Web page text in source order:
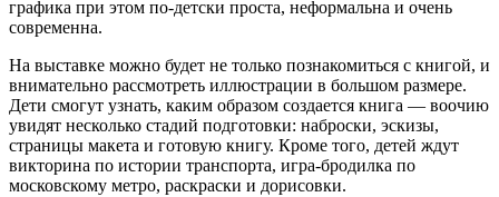
графика при этом по-детски проста, неформальна и очень
современна.
На выставке можно будет не только познакомиться с книгой, и
внимательно рассмотреть иллюстрации в большом размере.
Дети смогут узнать, каким образом создается книга — воочию
увидят несколько стадий подготовки: наброски, эскизы,
страницы макета и готовую книгу. Кроме того, детей ждут
викторина по истории транспорта, игра-бродилка по
московскому метро, раскраски и дорисовки.